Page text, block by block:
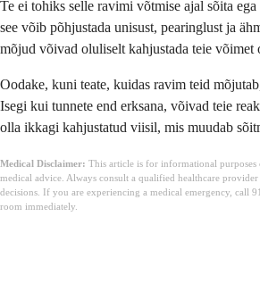
Te ei tohiks selle ravimi võtmise ajal sõita
see võib põhjustada unisust, pearinglust ja
mõjud võivad oluliselt kahjustada teie võimet
Oodake, kuni teate, kuidas ravim teid
Isegi kui tunnete end erksana, võivad teie
olla ikkagi kahjustatud viisil, mis muudab
Medical Disclaimer: This article is for informational purposes
medical advice. Always consult a qualified healthcare
decisions. If you are experiencing a medical emergency, call
room immediately.